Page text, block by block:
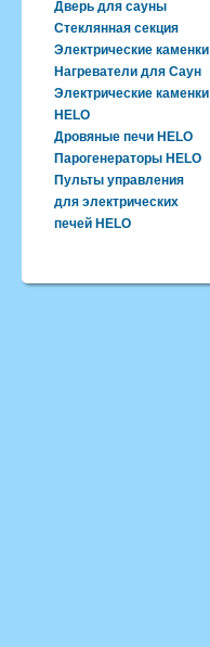
Дверь для сауны
Стеклянная секция
Электрические каменки
Нагреватели для Саун
Электрические каменки
HELO
Дровяные печи HELO
Парогенераторы HELO
Пульты управления
для электрических
печей HELO